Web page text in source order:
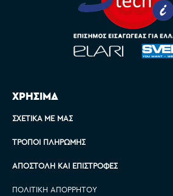
ΧΡΗΣΙΜΑ
ΣΧΕΤΙΚΆ ΜΕ ΜΑΣ
ΤΡΌΠΟΙ ΠΛΗΡΩΜΉΣ
ΑΠΟΣΤΟΛΉ ΚΑΙ ΕΠΙΣΤΡΟΦΈΣ
ΠΟΛΙΤΙΚΉ ΑΠΟΡΡΉΤΟΥ